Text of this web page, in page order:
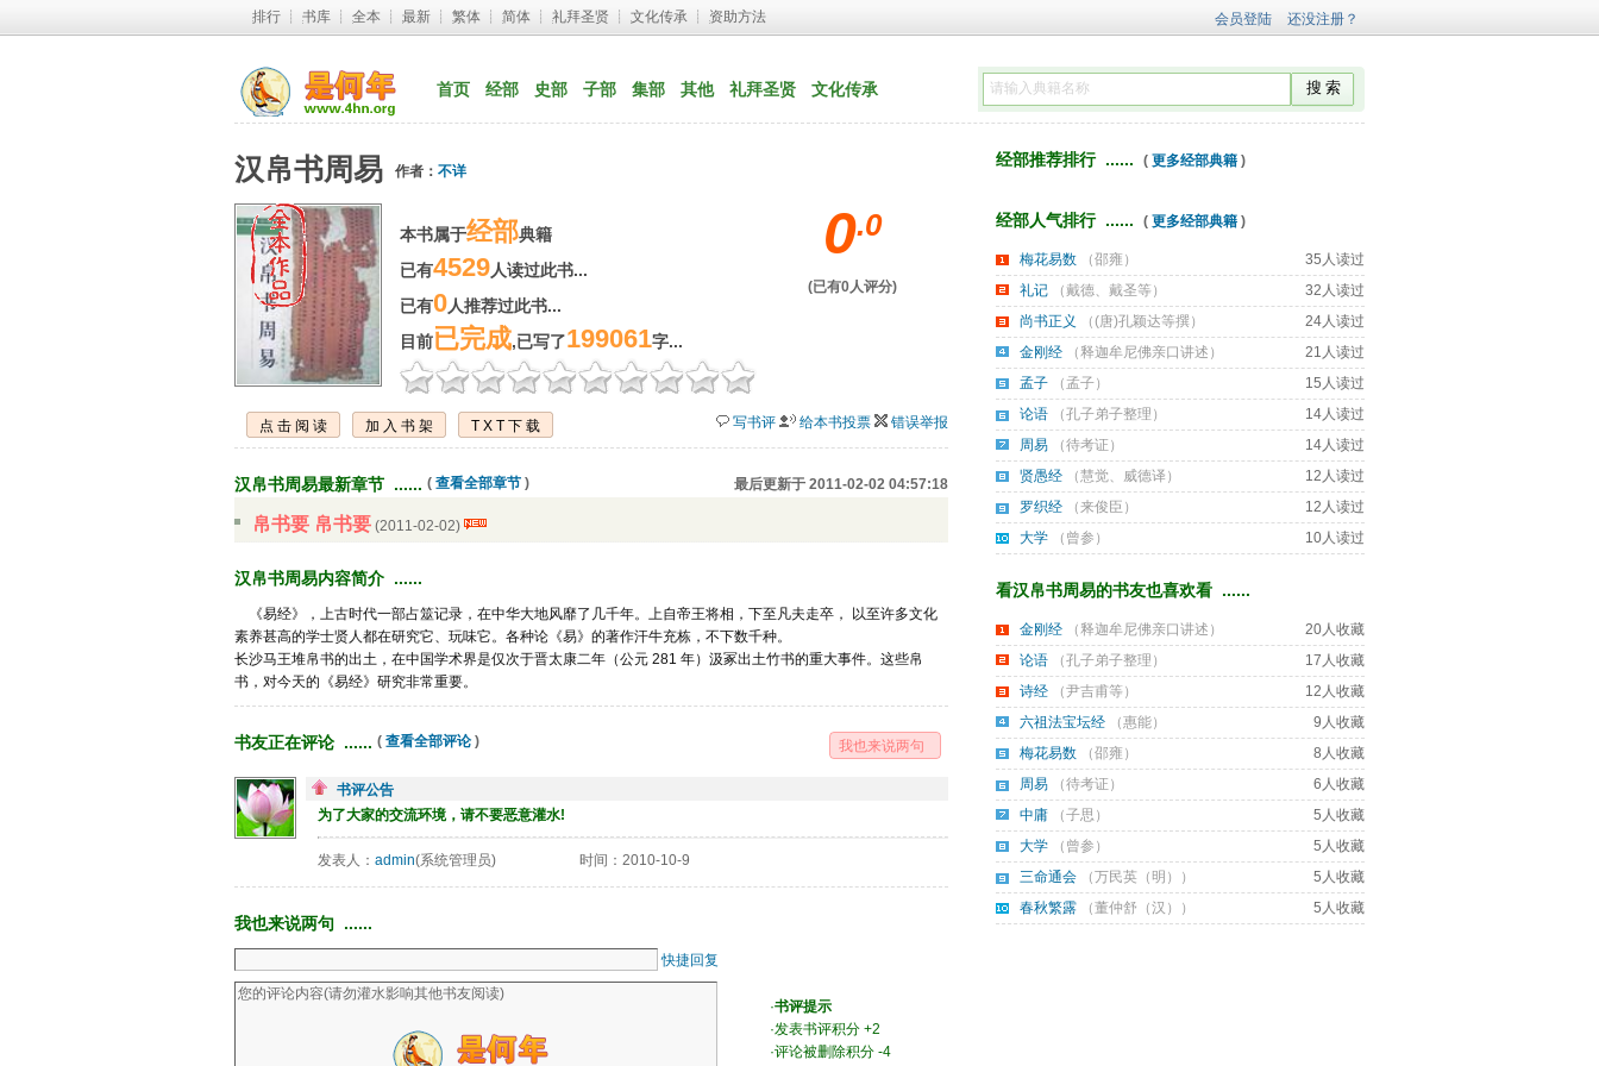
排行 ┊ 书库 ┊ 全本 ┊ 最新 ┊ 繁体 ┊ 简体 ┊ 礼拜圣贤 ┊ 文化传承 ┊ 资助方法
首页 经部 史部 子部 集部 其他 礼拜圣贤 文化传承
汉帛书周易 作者： 不详
本书属于经部典籍
已有4529人读过此书...
已有0人推荐过此书...
目前已完成,已写了199061字...
0.0
(已有0 人评分)
点击阅读 加入书架 TXT下载 写书评 给本书投票 错误举报
汉帛书周易最新章节 ...... ( 查看全部章节 ) 最后更新于 2011-02-02 04:57:18
帛书要 帛书要 (2011-02-02)
汉帛书周易内容简介 ......
《易经》，上古时代一部占筮记录，在中华大地风靡了几千年。上自帝王将相，下至凡夫走卒， 以至许多文化
素养甚高的学士贤人都在研究它、玩味它。各种论《易》的著作汗牛充栋，不下数千种。
长沙马王堆帛书的出土，在中国学术界是仅次于晋太康二年（公元 281 年）汲冢出土竹书的重大事件。这些帛
书，对今天的《易经》研究非常重要。
书友正在评论 ...... ( 查看全部评论) 我也来说两句
书评公告
为了大家的交流环境，请不要恶意灌水!
发表人： admin(系统管理员) 时间：2010-10-9
我也来说两句 ......
快捷回复
·书评提示
·发表书评积分 +2
·评论被删除积分 -4
经部推荐排行 ...... ( 更多经部典籍 )
经部人气排行 ...... ( 更多经部典籍 )
梅花易数 （邵雍 ）
35人读过
礼记 （戴德、戴圣等）
32人读过
尚书正义
（(唐)孔颖达等撰）
24人读过
金刚经 （释迦牟尼佛亲口讲述 ）
21人读过
孟子 （ 孟子）
15人读过
论语 （孔子弟子整理 ）
14人读过
周易 （待考证 ）
14人读过
贤愚经 （慧觉、威德译 ）
12人读过
罗织经 （来俊臣 ）
12人读过
大学 （ 曾参 ） 10人读过
看汉帛书周易的书友也喜欢看 ......
金刚经 （释迦牟尼佛亲口讲述 ）
20人收藏
论语 （孔子弟子整理 ）
17人收藏
诗经 （尹吉甫等）
12人收藏
六祖法宝坛经 （惠能）
9人收藏
梅花易数 （邵雍 ）
8人收藏
周易 （待考证 ）
6人收藏
中庸 （子思 ）
5人收藏
大学 （ 曾参 ）
5人收藏
三命通会 （万民英（明） ）
5人收藏
春秋繁露 （董仲舒（汉） ） 5人收藏